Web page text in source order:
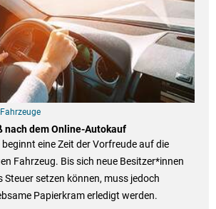
nach dem Online-Autokauf
eine Zeit der Vorfreude auf die
Fahrzeug. Bis sich neue Besitzer*innen
setzen können, muss jedoch
Papierkram erledigt werden.